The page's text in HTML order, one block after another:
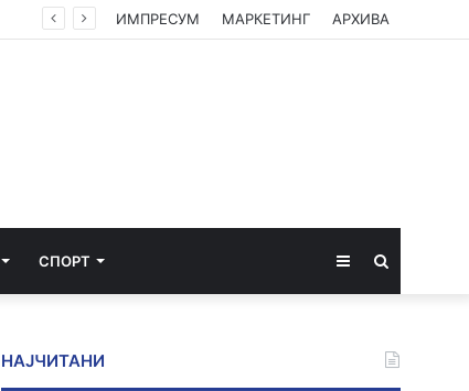
ИМПРЕСУМ МАРКЕТИНГ АРХИВА
СПОРТ Sidebar
НАЈЧИТАНИ